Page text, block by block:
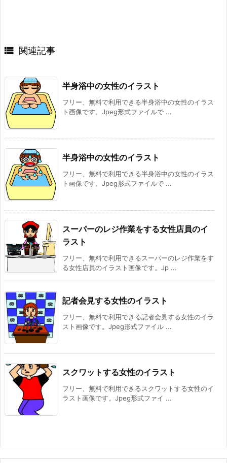
 関連記事
半身浴中の女性のイラスト
フリー、無料で利用できる半身浴中の女性のイラス
ト画像です。Jpeg形式ファイルで ...
半身浴中の女性のイラスト
フリー、無料で利用できる半身浴中の女性のイラス
ト画像です。Jpeg形式ファイルで ...
スーパーのレジ作業をする女性店員のイ
ラスト
フリー、無料で利用できるスーパーのレジ作業をす
る女性店員のイラスト画像です。Jp ...
記者会見する女性のイラスト
フリー、無料で利用できる記者会見する女性のイラ
スト画像です。Jpeg形式ファイル ...
スクワットする女性のイラスト
フリー、無料で利用できるスクワットする女性のイ
ラスト画像です。Jpeg形式ファイ ...